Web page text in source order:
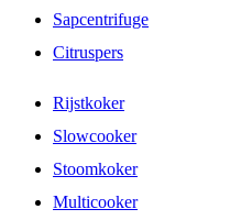
Sapcentrifuge
Citruspers
Rijstkoker
Slowcooker
Stoomkoker
Multicooker